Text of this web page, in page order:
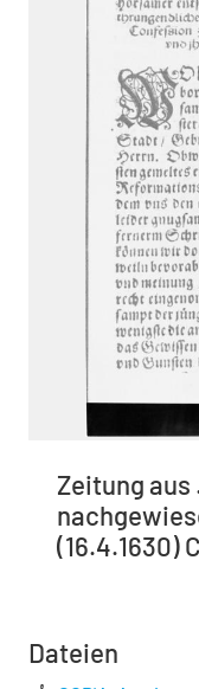
Zeitung aus
(16.4.1630)
Dateien